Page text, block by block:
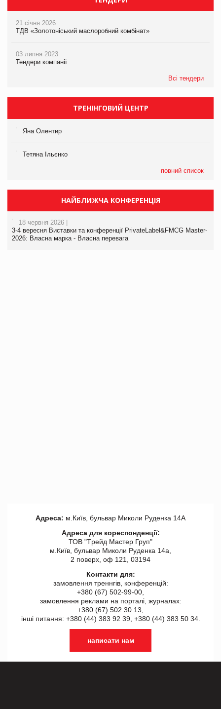
21 січня 2026
ТДВ «Золотоніський маслоробний комбінат»
03 липня 2023
Тендери компанії
Всі тендери
ТРЕНІНГОВИЙ ЦЕНТР
Яна Олентир
Тетяна Ільєнко
повний список
НАЙБЛИЖЧА КОНФЕРЕНЦІЯ
18 червня 2026 |
3-4 вересня Виставки та конференції PrivateLabel&FMCG Master-
2026: Власна марка - Власна перевага
Адреса: м.Київ, бульвар Миколи Руденка 14А
Адреса для кореспонденції:
ТОВ "Tрейд Мастер Груп"
м.Київ, бульвар Миколи Руденка 14а,
2 поверх, оф 121, 03194
Контакти для:
замовлення треннгів, конференцій:
+380 (67) 502-99-00,
замовлення реклами на порталі, журналах:
+380 (67) 502 30 13,
інші питання: +380 (44) 383 92 39, +380 (44) 383 50 34.
написати нам